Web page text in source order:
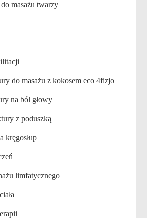
masażu twarzy
do masażu z kokosem eco 4fizjo
na ból głowy
z poduszką
kręgosłup
limfatycznego